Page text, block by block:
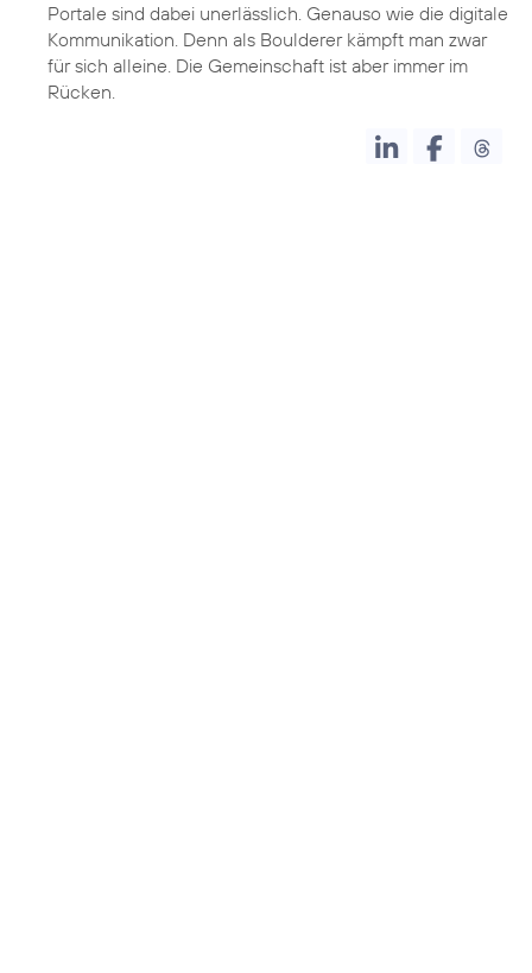
Portale sind dabei unerlässlich. Genauso wie die digitale
Kommunikation. Denn als Boulderer kämpft man zwar
für sich alleine. Die Gemeinschaft ist aber immer im
Rücken.